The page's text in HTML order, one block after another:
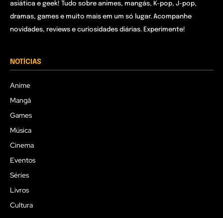
asiática e geek! Tudo sobre animes, mangás, K-pop, J-pop,
dramas, games e muito mais em um só lugar. Acompanhe
novidades, reviews e curiosidades diárias. Experimente!
NOTÍCIAS
Anime
Mangá
Games
Música
Cinema
Eventos
Séries
Livros
Cultura